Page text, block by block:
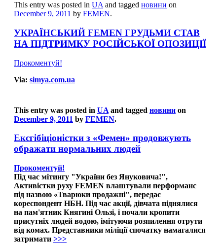
This entry was posted in UA and tagged новини on
December 9, 2011 by FEMEN.
УКРАЇНСЬКИЙ FEMEN ГРУДЬМИ СТАВ
НА ПІДТРИМКУ РОСІЙСЬКОЇ ОПОЗИЦІЇ
Прокоментуй!
Via: simya.com.ua
This entry was posted in UA and tagged новини on
December 9, 2011 by FEMEN.
Ексгібіціоністки з «Фемен» продовжують
ображати нормальних людей
Прокоментуй!
Під час мітингу "України без Януковича!",
Активістки руху FEMEN влаштували перформанс
під назвою «Тварюки продажні", передає
кореспондент НБН. Під час акції, дівчата піднялися
на пам'ятник Княгині Ользі, і почали кропити
присутніх людей водою, імітуючи розпилення отрути
від комах. Представники міліції спочатку намагалися
затримати >>>